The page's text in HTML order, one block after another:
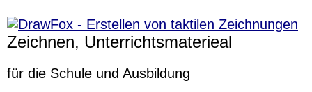
Zeichnen, Unterrichtsmaterieal
für die Schule und Ausbildung